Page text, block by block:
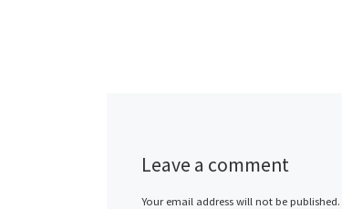
Leave a comment
Your email address will not be published.